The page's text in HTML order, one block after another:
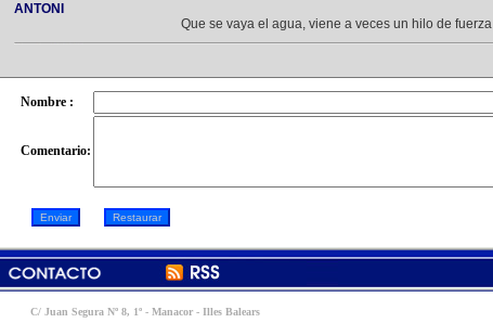
ANTONI
Que se vaya el agua, viene a veces un hilo de fuerza
Nombre :
Comentario:
C/ Juan Segura Nº 8, 1º - Manacor - Illes Balears